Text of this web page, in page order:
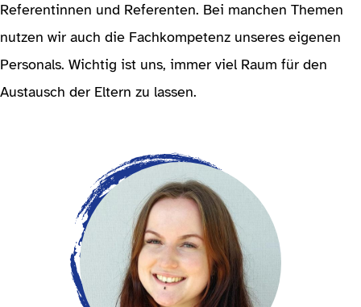
Referentinnen und Referenten. Bei manchen Themen
nutzen wir auch die Fachkompetenz unseres eigenen
Personals. Wichtig ist uns, immer viel Raum für den
Austausch der Eltern zu lassen.